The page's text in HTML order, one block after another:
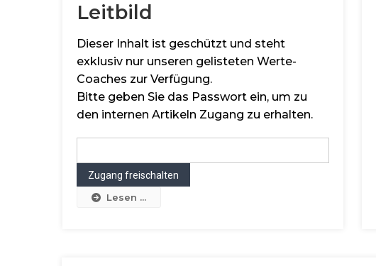
Leitbild
Dieser Inhalt ist geschützt und steht
exklusiv nur unseren gelisteten Werte-
Coaches zur Verfügung.
Bitte geben Sie das Passwort ein, um zu
den internen Artikeln Zugang zu erhalten.
Lesen ...